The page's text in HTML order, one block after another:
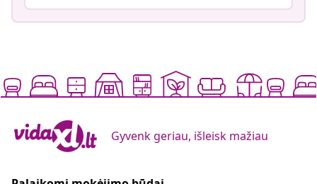
Gyvenk geriau, išleisk mažiau